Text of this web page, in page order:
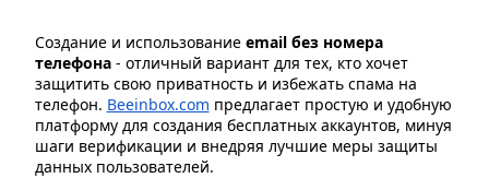
Создание и использование email без номера
телефона- отличный вариант для тех, кто хочет
защитить свою приватность и избежать спама на
телефон. Beeinbox.com предлагает простую и удобную
платформу для создания бесплатных аккаунтов, минуя
шаги верификации и внедряя лучшие меры защиты
данных пользователей.